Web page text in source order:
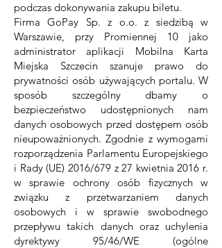
podczas dokonywania zakupu biletu.
Firma GoPay Sp. z o.o. z siedzibą w
Warszawie, przy Promiennej 10 jako
administrator aplikacji Mobilna Karta
Miejska Szczecin szanuje prawo do
prywatności osób używających portalu. W
sposób szczególny dbamy o
bezpieczeństwo udostępnionych nam
danych osobowych przed dostępem osób
nieupoważnionych. Zgodnie z wymogami
rozporządzenia Parlamentu Europejskiego
i Rady (UE) 2016/679 z 27 kwietnia 2016 r.
w sprawie ochrony osób fizycznych w
związku z przetwarzaniem danych
osobowych i w sprawie swobodnego
przepływu takich danych oraz uchylenia
dyrektywy 95/46/WE (ogólne